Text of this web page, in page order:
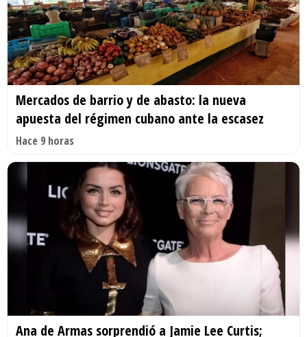
Mercados de barrio y de abasto: la nueva
apuesta del régimen cubano ante la escasez
Hace 9 horas
Ana de Armas sorprendió a Jamie Lee Curtis;